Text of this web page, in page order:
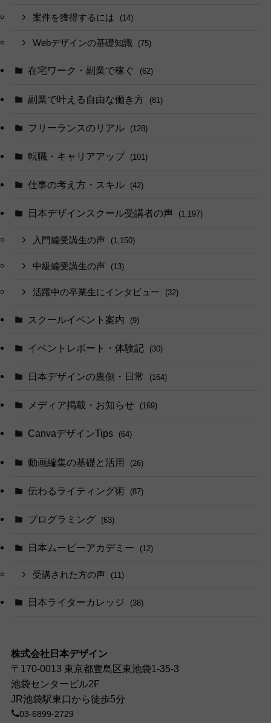
案件を獲得するには (14)
Webデザインの基礎知識 (75)
在宅ワーク・副業で稼ぐ (62)
副業で叶える自由な働き方 (81)
フリーランスのリアル (128)
転職・キャリアアップ (101)
仕事の考え方・スキル (42)
日本デザインスクール受講者の声 (1,197)
入門編受講生の声 (1,150)
中級編受講生の声 (13)
活躍中の卒業生にインタビュー (32)
スクールイベント案内 (9)
イベントレポート・体験記 (30)
日本デザインの裏側・日常 (164)
メディア掲載・お知らせ (169)
CanvaデザインTips (64)
動画編集の基礎と活用 (26)
伝わるライティング術 (87)
プログラミング (63)
日本ムービーアカデミー (12)
受講された方の声 (11)
日本ライターカレッジ (38)
株式会社日本デザイン
〒170-0013 東京都豊島区東池袋1-35-3
池袋センタービル2F
JR池袋駅東口から徒歩5分
03-6899-2729